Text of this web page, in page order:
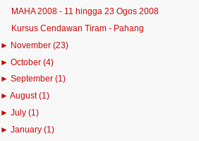
MAHA 2008 - 11 hingga 23 Ogos 2008
Kursus Cendawan Tiram - Pahang
► November(23)
►October(4)
►September(1)
►August(1)
►July(1)
►January(1)